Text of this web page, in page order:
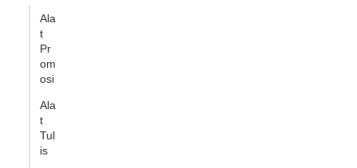
Ala
t
Pr
om
osi
Ala
t
Tul
is